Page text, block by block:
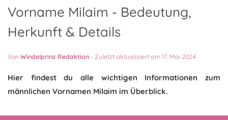
Vorname Milaim - Bedeutung,
Herkunft & Details
VonWindelprinz Redaktion - Zuletzt aktualisiert am 17. Mai 2024
Hier findest du alle wichtigen Informationen zum
männlichen Vornamen Milaim im Überblick.